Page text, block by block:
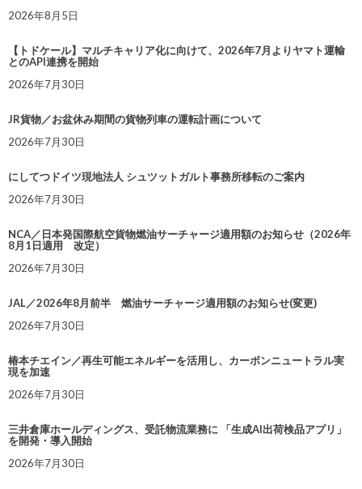
2026年8月5日
【トドケール】マルチキャリア化に向けて、2026年7月よりヤマト運輸
とのAPI連携を開始
2026年7月30日
JR貨物／お盆休み期間の貨物列車の運転計画について
2026年7月30日
にしてつドイツ現地法人 シュツットガルト事務所移転のご案内
2026年7月30日
NCA／日本発国際航空貨物燃油サーチャージ適用額のお知らせ（2026年
8月1日適用 改定）
2026年7月30日
JAL／2026年8月前半 燃油サーチャージ適用額のお知らせ(変更)
2026年7月30日
椿本チエイン／再生可能エネルギーを活用し、カーボンニュートラル実
現を加速
2026年7月30日
三井倉庫ホールディングス、受託物流業務に 「生成AI出荷検品アプリ」
を開発・導入開始
2026年7月30日